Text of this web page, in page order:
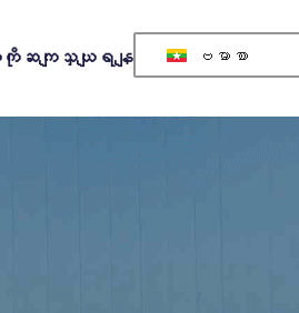
ကိုဆကျသှယျရနျ ဗမာစာ